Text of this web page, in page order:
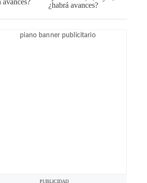
¿habrá avances?